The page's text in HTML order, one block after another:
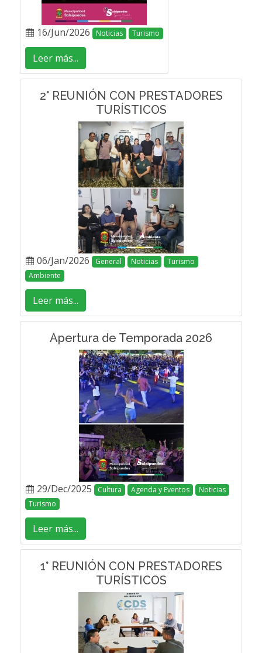
16/Jun/2026 Noticias Turismo
Leer más...
2° REUNIÓN CON PRESTADORES
TURÍSTICOS
06/Jan/2026 General Noticias
Turismo
Ambiente
Leer más...
Apertura de Temporada 2026
29/Dec/2025 Cultura Agenda y Eventos
Noticias
Turismo
Leer más...
1° REUNIÓN CON PRESTADORES
TURÍSTICOS